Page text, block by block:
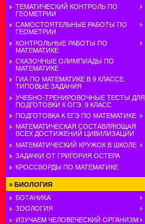
ТЕМАТИЧЕСКИЙ КОНТРОЛЬ ПО
ГЕОМЕТРИИ
САМОСТОЯТЕЛЬНЫЕ РАБОТЫ ПО
ГЕОМЕТРИИ
КОНТРОЛЬНЫЕ РАБОТЫ ПО
МАТЕМАТИКЕ
СКАЗОЧНЫЕ ОЛИМПИАДЫ ПО
МАТЕМАТИКЕ
ГИА ПО МАТЕМАТИКЕ В 9 КЛАССЕ.
ТИПОВЫЕ ЗАДАНИЯ
УЧЕБНО-ТРЕНИРОВОЧНЫЕ ТЕСТЫ ДЛЯ
ПОДГОТОВКИ К ОГЭ. 9 КЛАСС
ПОДГОТОВКА К ЕГЭ ПО МАТЕМАТИКЕ
МАТЕМАТИЧЕСКАЯ СОСТАВЛЯЮЩАЯ
ВСЕХ ДОСТИЖЕНИЙ ЦИВИЛИЗАЦИИ
МАТЕМАТИЧЕСКИЙ КРУЖОК В ШКОЛЕ
ЗАДАЧКИ ОТ ГРИГОРИЯ ОСТЕРА
КРОССВОРДЫ ПО МАТЕМАТИКЕ
» БИОЛОГИЯ
БОТАНИКА
ЗООЛОГИЯ
ИЗУЧАЕМ ЧЕЛОВЕЧЕСКИЙ ОРГАНИЗМ